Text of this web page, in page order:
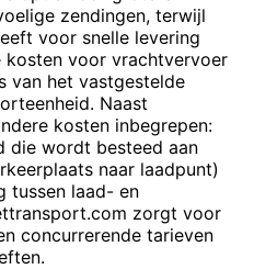
zendingen, terwijl
voor snelle levering
kosten voor vrachtvervoer
van het vastgestelde
Naast
kosten inbegrepen:
die wordt besteed aan
naar laadpunt)
tussen laad- en
zorgt voor
concurrerende tarieven